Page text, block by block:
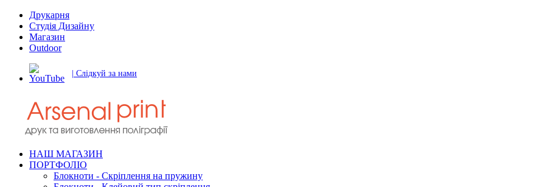
Друкарня
Студія Дизайну
Магазин
Outdoor
| Слідкуй за нами
НАШ МАГАЗИН
ПОРТФОЛІО
Блокноти - Скріплення на пружину